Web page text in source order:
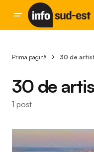
Prima pagină 30 de
30 de
1 post